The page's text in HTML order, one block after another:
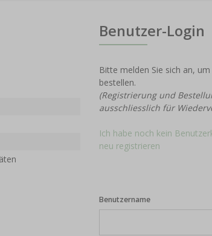
Benutzer-Login
Bitte melden Sie sich an, um
bestellen.
(Registrierung und
ausschliesslich für
Ich habe noch kein
neu registrieren
Benutzername